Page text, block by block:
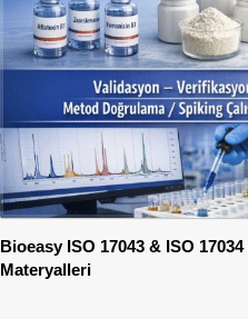
Bioeasy ISO 17043 & ISO
Materyalleri